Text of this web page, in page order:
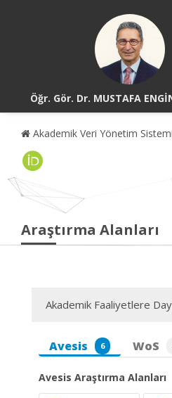
Öğr. Gör. Dr. MUSTAFA
Akademik Veri Yönetim Sistemi
Araştırma Alanları
Akademik Faaliyetlere
Avesis 6 WoS
Avesis Araştırma Alanları